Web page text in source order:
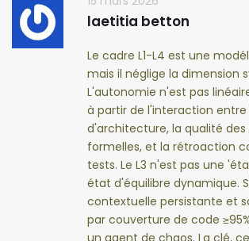
laetitia betton
Le cadre L1-L4 est une
mais il néglige la dimension
L'autonomie n'est pas
à partir de l'interaction
d'architecture, la qualité
formelles, et la rétroaction
tests. Le L3 n'est pas une
état d'équilibre dynamique.
contextuelle persistante et
par couverture de code